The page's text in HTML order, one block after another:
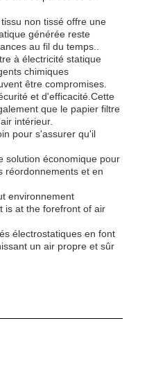
non tissé offre une
générée reste
au fil du temps..
à électricité statique
chimiques
être compromises.
et d'efficacité.Cette
que le papier filtre
intérieur.
pour s'assurer qu'il
solution économique pour
réordonnements et en
environnement
is at the forefront of air
électrostatiques en font
un air propre et sûr